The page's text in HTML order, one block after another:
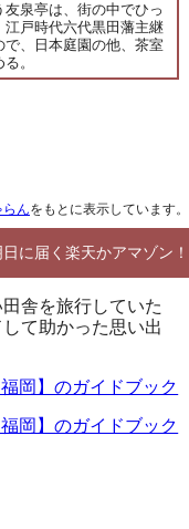
泉亭は、街の中でひっ
戸時代六代黒田藩主継
、日本庭園の他、茶室
。
らんをもとに表示しています。
に届く楽天かアマゾン！
舎を旅行していた
て助かった思い出
岡】のガイドブック
岡】のガイドブック